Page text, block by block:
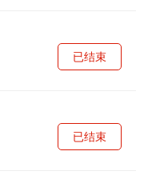
已结束
已结束